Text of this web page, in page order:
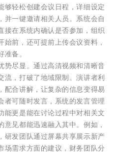
够轻松创建会议日程，详细设定
并一键邀请相关人员。系统会自
接在系统内确认是否参加，组织
前，还可提前上传会议资料，
准备。
势尽显。通过高清视频和清晰音
流，打破了地域限制。演讲者利
配合讲解，让复杂的信息变得易
者可随时发言，系统的发言管理
能更是能在讨论过程中对相关文
见都能迅速融入其中。例如，
研发团队通过屏幕共享展示新产
场需求方面的建议，财务团队分